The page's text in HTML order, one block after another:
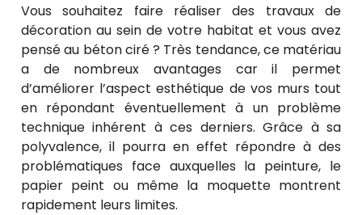
Vous souhaitez faire réaliser des travaux de
décoration au sein de votre habitat et vous avez
pensé au béton ciré ? Très tendance, ce matériau
a de nombreux avantages car il permet
d’améliorer l’aspect esthétique de vos murs tout
en répondant éventuellement à un problème
technique inhérent à ces derniers. Grâce à sa
polyvalence, il pourra en effet répondre à des
problématiques face auxquelles la peinture, le
papier peint ou même la moquette montrent
rapidement leurs limites.